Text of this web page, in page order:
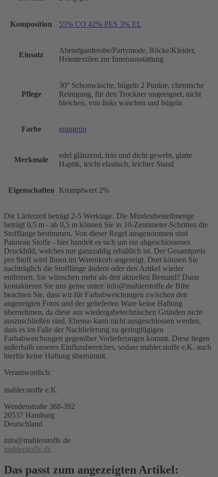
Komposition 55% CO 42% PES 3% EL
Einsatz
Abendgarderobe/Partymode, Röcke/Kleider,
Heimtextilen zur Innenausstattung
Pflege
30° Schonwäsche, bügeln 2 Punkte, chemische
Reinigung, für den Trockner ungeeignet, nicht
bleichen, von links waschen und bügeln
Farbe graugrün
Merkmale
edel glänzend, fein und dicht gewebt, glatte
Haptik, leicht elastisch, leichter Stand
Eigenschaften Krumpfwert 2%
Die Lieferzeit beträgt 2-5 Werktage. Die Mindestbestellmenge
beträgt 0,5 m - ab 0,5 m können Sie in 10-Zentimeter-Schritten die
Stofflänge bestimmen. Von dieser Regel ausgenommen sind
Panneau Stoffe - hier handelt es sich um ein abgeschlossenes
Druckbild, welches nur ganzzahlig erhältlich ist. Der Gesamtpreis
pro Stoff wird Ihnen im Warenkorb angezeigt. Dort können Sie
nachträglich die Stofflänge ändern oder den Artikel wieder
entfernen. Sie wünschen mehr als den aktuellen Bestand? Dann
kontaktieren Sie uns gerne unter: info@mahlerstoffe.de Bitte
beachten Sie, dass wir für Farbabweichungen zwischen den
angezeigten Fotos und der gelieferten Ware keine Haftung
übernehmen, da diese aus wiedergabetechnischen Gründen nicht
auszuschließen sind. Ebenso kann nicht ausgeschlossen werden,
dass es im Falle der Nachlieferung zu geringfügigen
Farbabweichungen gegenüber Vorlieferungen kommt. Diese liegen
außerhalb unseres Einflussbereiches, sodass mahler.stoffe e.K. auch
hierfür keine Haftung übernimmt.
Verantwortlich:
mahler.stoffe e.K.
Wendenstraße 388-392
20537 Hamburg
Deutschland
info@mahlerstoffe.de
mahlerstoffe.de
Das passt zum angezeigten Artikel: